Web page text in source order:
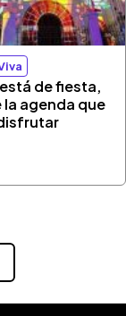
de fiesta,
agenda que